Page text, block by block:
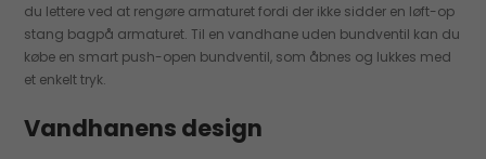
du lettere ved at rengøre armaturet fordi der ikke sidder en løft-op
stang bagpå armaturet. Til en vandhane uden bundventil kan du
købe en smart push-open bundventil, som åbnes og lukkes med
et enkelt tryk.
Vandhanens design